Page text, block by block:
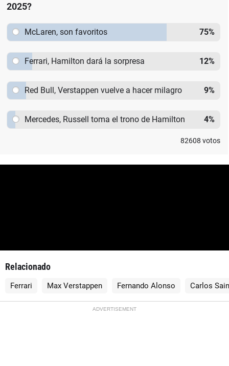
2025?
McLaren, son favoritos 75%
Ferrari, Hamilton dará la sorpresa 12%
Red Bull, Verstappen vuelve a hacer milagro 9%
Mercedes, Russell toma el trono de Hamilton 4%
82608 votos
Relacionado
Ferrari Max Verstappen Fernando Alonso Carlos
ADVERTISEMENT